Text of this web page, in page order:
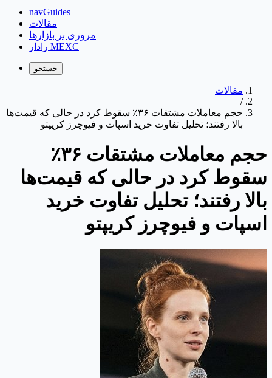
navGuides
مقالات
مروری بر بازارها
رادار MEXC
جستجو
مقالات
/
حجم معاملات مشتقات ۳۶٪ سقوط کرد در حالی که قیمت‌ها
بالا رفتند؛ تحلیل تفاوت خرید اسپات و فیوچرز کریپتو
حجم معاملات مشتقات ۳۶٪
سقوط کرد در حالی که قیمت‌ها
بالا رفتند؛ تحلیل تفاوت خرید
اسپات و فیوچرز کریپتو